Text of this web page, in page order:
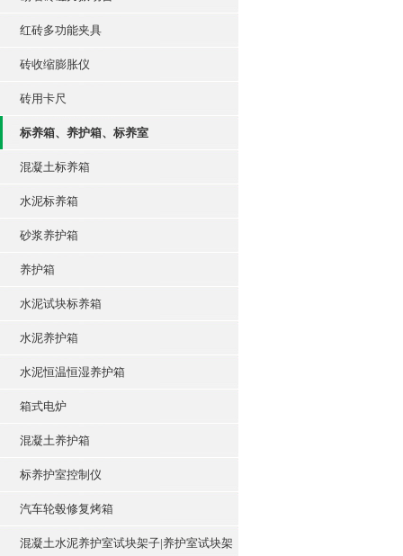
红砖多功能夹具
砖收缩膨胀仪
砖用卡尺
标养箱、养护箱、标养室
混凝土标养箱
水泥标养箱
砂浆养护箱
养护箱
水泥试块标养箱
水泥养护箱
水泥恒温恒湿养护箱
箱式电炉
混凝土养护箱
标养护室控制仪
汽车轮毂修复烤箱
混凝土水泥养护室试块架子|养护室试块架